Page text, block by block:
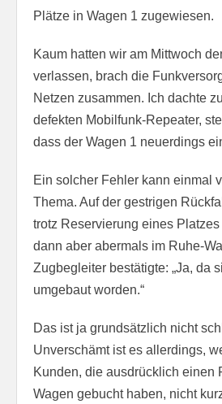
Plätze in Wagen 1 zugewiesen.
Kaum hatten wir am Mittwoch
verlassen, brach die
Netzen zusammen. Ich dachte
defekten Mobilfunk-Repeater,
dass der Wagen 1 neuerdings
Ein solcher Fehler kann einmal
Thema. Auf der gestrigen
trotz Reservierung eines
dann aber abermals im Ruhe-
Zugbegleiter bestätigte: „Ja, da
umgebaut worden.“
Das ist ja grundsätzlich nicht
Unverschämt ist es allerdings,
Kunden, die ausdrücklich einen
Wagen gebucht haben, nicht